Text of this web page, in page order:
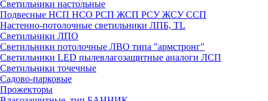
Светильники настольные
Подвесные НСП НСО РСП ЖСП РСУ ЖСУ ССП
Настенно-потолочные светильники ЛПБ, TL
Светильники ЛПО
Светильники потолочные ЛВО типа "армстронг"
Светильники LED пылевлагозащитные аналоги ЛСП
Светильники точечные
Садово-парковые
Прожекторы